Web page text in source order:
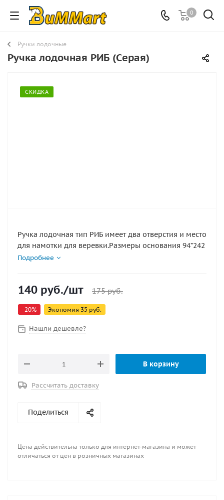
0
Ручки лодочные
Ручка лодочная РИБ (Cерая)
СКИДКА
Ручка лодочная тип РИБ имеет два отверстия и место
для намотки для веревки.Размеры основания 94*242
Подробнее
140 руб./шт 175руб.
-20% Экономия 35 руб.
Нашли дешевле?
В корзину
Рассчитать доставку
Поделиться
Цена действительна только для интернет-магазина и может
отличаться от цен в розничных магазинах